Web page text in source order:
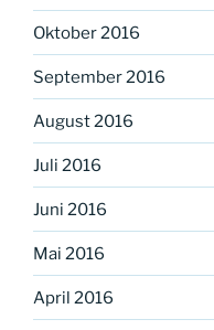
Oktober 2016
September 2016
August 2016
Juli 2016
Juni 2016
Mai 2016
April 2016